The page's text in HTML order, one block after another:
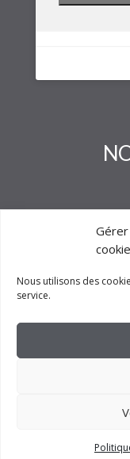
Nous utilisons des
service.
FM CRÉATION